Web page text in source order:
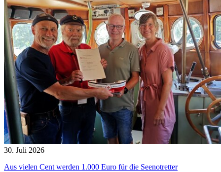
30. Juli 2026
Aus vielen Cent werden 1.000 Euro für die Seenotretter